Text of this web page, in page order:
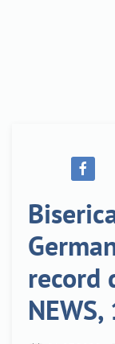
record